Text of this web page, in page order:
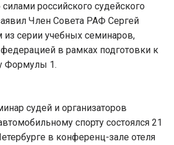
российского судейского
Член Совета РАФ Сергей
серии учебных семинаров,
в рамках подготовки к
Формулы 1.
судей и организаторов
спорту состоялся 21
в конференц-зале отеля